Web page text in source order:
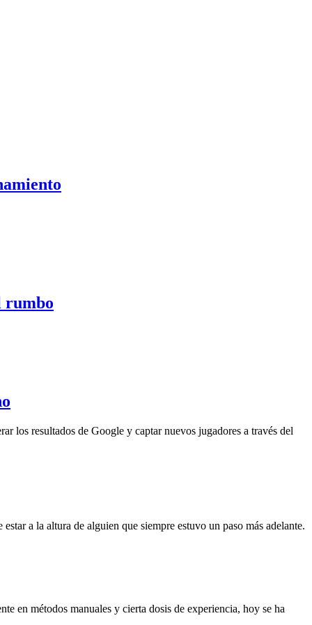
rumbo
los resultados de Google y captar nuevos jugadores a través del
a la altura de alguien que siempre estuvo un paso más adelante.
en métodos manuales y cierta dosis de experiencia, hoy se ha